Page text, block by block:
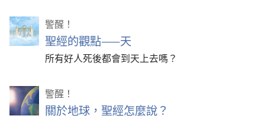
警醒！
聖經的觀點——天
所有好人死後都會到天上去嗎？
警醒！
關於地球，聖經怎麼說？